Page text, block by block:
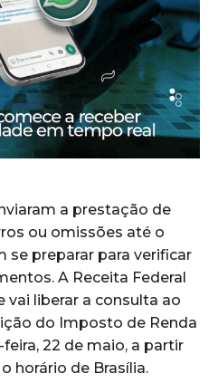
a prestação de
ou omissões até o
se preparar para verificar
A Receita Federal
vai liberar a consulta ao
do Imposto de Renda
22 de maio, a partir
horário de Brasília.